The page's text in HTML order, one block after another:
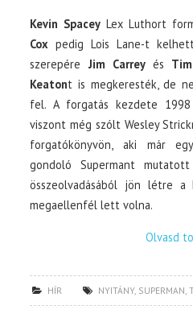
Kevin Spacey Lex Luthort
Cox pedig Lois Lane-t
szerepére Jim Carreyés
Keatont is megkeresték, de
fel. A forgatás kezdete
viszont még szólt Wesley
forgatókönyvön, aki már
gondoló Supermant
összeolvadásából jön létre a
megaellenfél lett volna.
Olvasd
HÍR NYITÁNY, SUPERMAN,